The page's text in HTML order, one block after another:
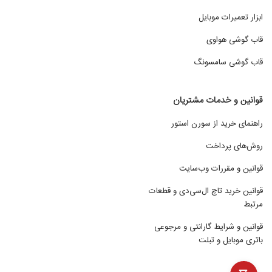
Mating cycles
کانکتور‌ها هم بالاخره یه عمر محدودی دارند و پس از یه مدت اتصال
حالی که یک فروشنده ممکنه یه قطعه دیگه رو جوری طراحی کرده
باشه که عمرش ۱۰ تا سیکل هم نباشه. (منظور از سیکل تعداد دفعاتی
کانکتوری که میخواید استفاده کنیم طول عمر مناسبی برای کار شما
Mount
ابزار تعمیرات موبایل
قاب گوشی هواوی
قاب گوشی سامسونگ
قوانین و خدمات مشتریان
راهنمای خرید از سورن استور
روش‌های پرداخت
قوانین و مقررات وب‌سایت
قوانین خرید تاچ ال‌سی‌دی و قطعات
مرتبط
قوانین و شرایط گارانتی و مرجوعی
باتری موبایل و تبلت